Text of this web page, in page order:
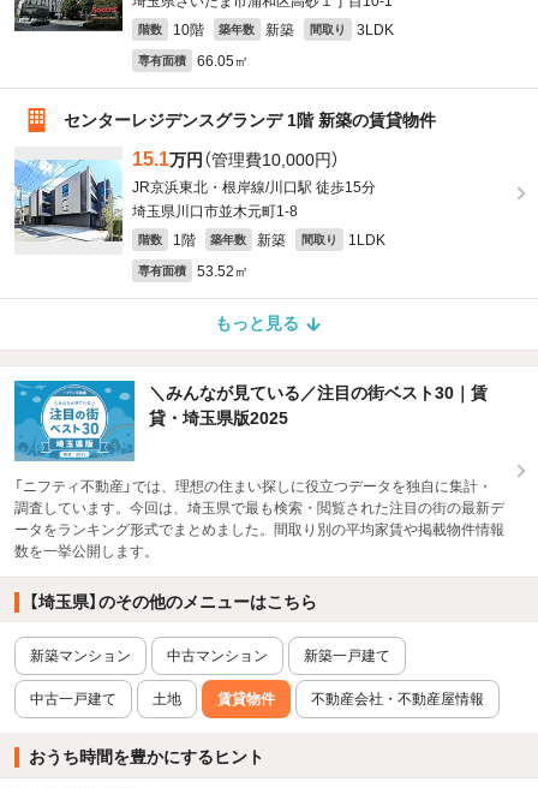
階数 10階 築年数 新築 間取り 3LDK
専有面積 66.05㎡
センターレジデンスグランデ 1階 新築の賃貸物件
15.1万円 （管理費10,000円）
JR京浜東北・根岸線/川口駅 徒歩15分
埼玉県川口市並木元町1-8
階数 1階 築年数 新築 間取り 1LDK
専有面積 53.52㎡
もっと見る
＼みんなが見ている／注目の街ベスト30｜賃
貸・埼玉県版2025
「ニフティ不動産」では、理想の住まい探しに役立つデータを独自に集計・
調査しています。今回は、埼玉県で最も検索・閲覧された注目の街の最新デ
ータをランキング形式でまとめました。間取り別の平均家賃や掲載物件情報
数を一挙公開します。
【埼玉県】のその他のメニューはこちら
新築マンション 中古マンション 新築一戸建て
中古一戸建て 土地 賃貸物件 不動産会社・不動産屋情報
おうち時間を豊かにするヒント